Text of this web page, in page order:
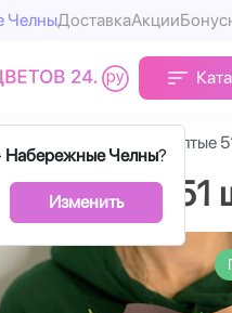
ЧелныДоставкаАкции
Набережные Челны?
Изменить
Тюльпаны желтые
желтые 51